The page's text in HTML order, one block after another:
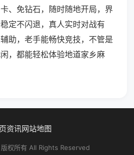
、免钻石，随时随地开局，界
定不闪退，真人实时对战有
助，老手能畅快竞技，不管是
，都能轻松体验地道家乡麻
资讯网站地图
权所有 All Rights Reserved